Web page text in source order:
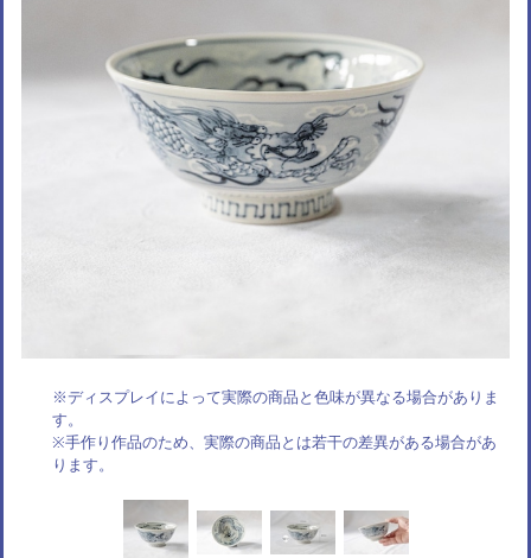
※ディスプレイによって実際の商品と色味が異なる場合がありま
す。
※手作り作品のため、実際の商品とは若干の差異がある場合があ
ります。